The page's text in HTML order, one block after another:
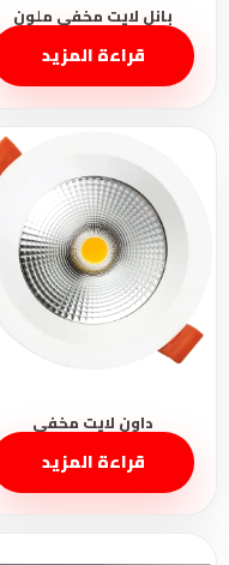
قراءة المزيد
قراءة المزيد